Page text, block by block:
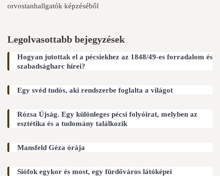
orvostanhallgatók képzéséből
Legolvasottabb bejegyzések
Hogyan jutottak el a pécsiekhez az 1848/49-es forradalom és
szabadságharc hírei?
Egy svéd tudós, aki rendszerbe foglalta a világot
Rózsa Újság. Egy különleges pécsi folyóirat, melyben az
esztétika és a tudomány találkozik
Mansfeld Géza órája
Siófok egykor és most, egy fürdőváros látóképei